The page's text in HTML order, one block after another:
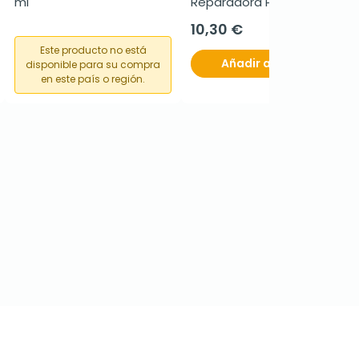
Este producto no está
disponible para su compra
en este país o región.
10,30 €
Añadir al carrito